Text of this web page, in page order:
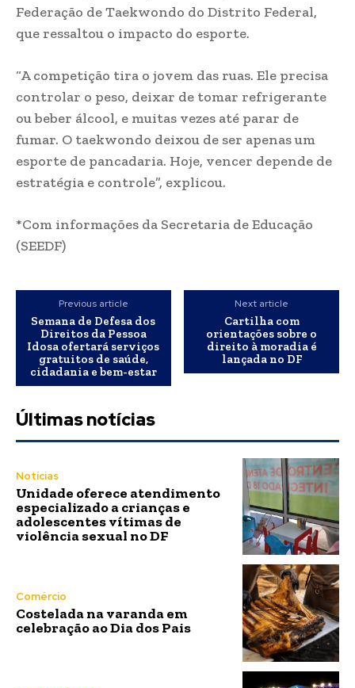
Federação de Taekwondo do Distrito Federal,
que ressaltou o impacto do esporte.
“A competição tira o jovem das ruas. Ele precisa
controlar o peso, deixar de tomar refrigerante
ou beber álcool, e muitas vezes até parar de
fumar. O taekwondo deixou de ser apenas um
esporte de pancadaria. Hoje, vencer depende de
estratégia e controle”, explicou.
*Com informações da Secretaria de Educação
(SEEDF)
Previous article
Semana de Defesa dos
Direitos da Pessoa
Idosa ofertará serviços
gratuitos de saúde,
cidadania e bem-estar
Next article
Cartilha com
orientações sobre o
direito à moradia é
lançada no DF
Últimas notícias
Notícias
Unidade oferece atendimento
especializado a crianças e
adolescentes vítimas de
violência sexual no DF
Comércio
Costelada na varanda em
celebração ao Dia dos Pais